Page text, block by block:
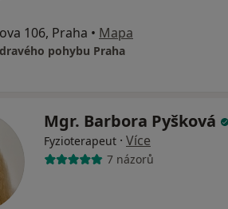
106, Praha • Mapa
pohybu Praha
Mgr. Barbora Pyšková
Fyzioterapeut · Více
7 názorů